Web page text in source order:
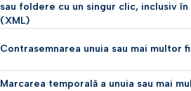
sau foldere cu un singur clic, inclusiv
(XML)
Contrasemnarea unuia sau mai multor
Marcarea temporală a unuia sau mai